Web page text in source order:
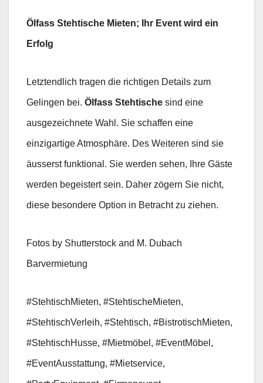
Ölfass Stehtische Mieten; Ihr Event wird ein
Erfolg
Letztendlich tragen die richtigen Details zum
Gelingen bei. Ölfass Stehtische sind eine
ausgezeichnete Wahl. Sie schaffen eine
einzigartige Atmosphäre. Des Weiteren sind sie
äusserst funktional. Sie werden sehen, Ihre Gäste
werden begeistert sein. Daher zögern Sie nicht,
diese besondere Option in Betracht zu ziehen.
Fotos by Shutterstock and M. Dubach
Barvermietung
#StehtischMieten, #StehtischeMieten,
#StehtischVerleih, #Stehtisch, #BistrotischMieten,
#StehtischHusse, #Mietmöbel, #EventMöbel,
#EventAusstattung, #Mietservice,